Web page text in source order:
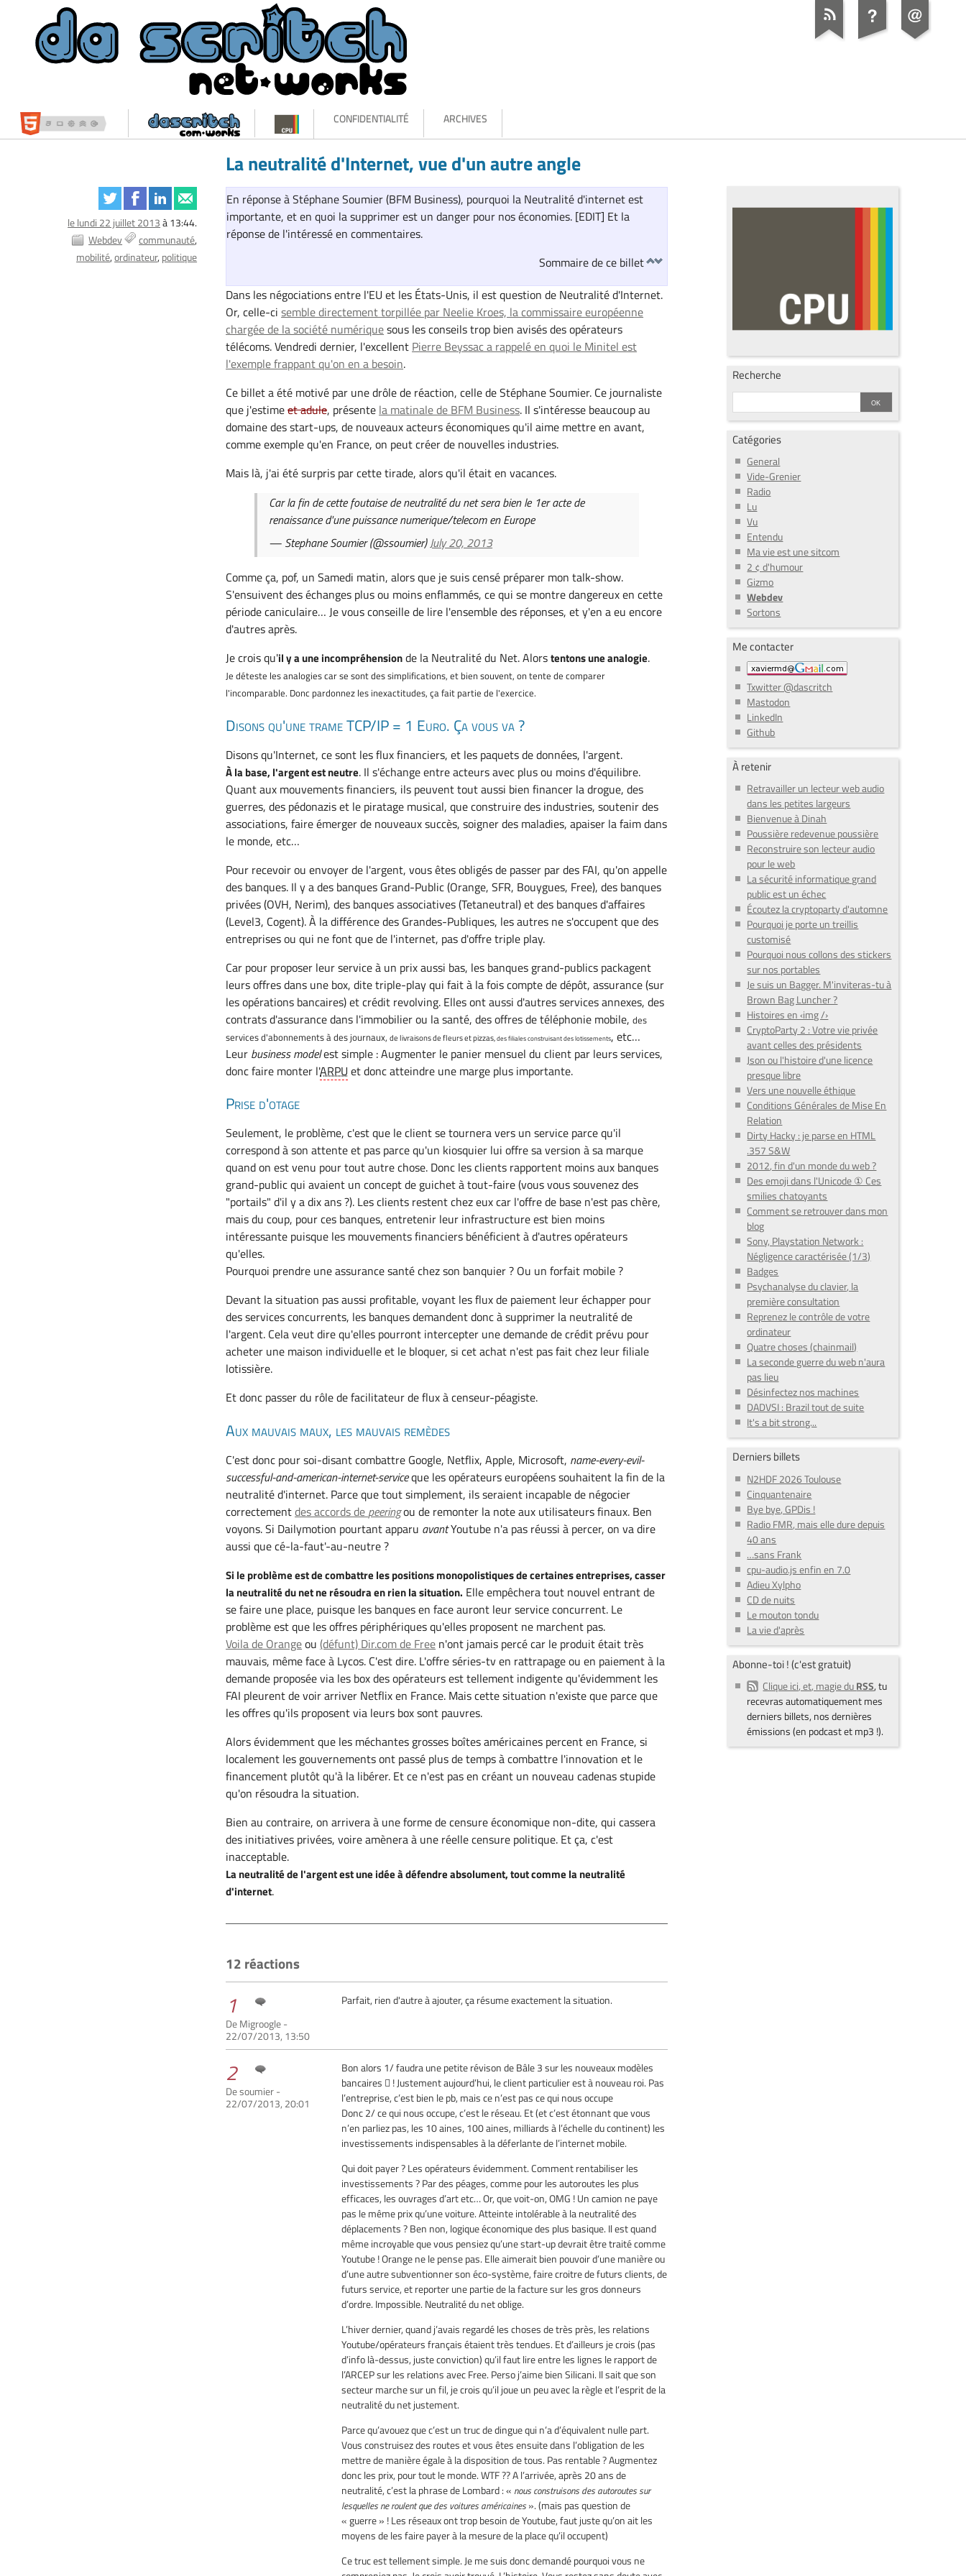
CONFIDENTIALITÉ ARCHIVES
La neutralité d'Internet, vue d'un autre angle
le lundi 22 juillet 2013à 13:44.
Webdev
communauté
mobilité ordinateur politique
En réponse à Stéphane Soumier (BFM Business), pourquoi la Neutralité d'internet est
importante, et en quoi la supprimer est un danger pour nos économies. [EDIT] Et la
réponse de l'intéressé en commentaires.
Sommaire de ce billet
Dans les négociations entre l'EU et les États-Unis, il est question de Neutralité d'Internet.
Or, celle-cisemble directement torpillée par Neelie Kroes, la commissaire européenne
chargée de la société numériquesous les conseils trop bien avisés des opérateurs
télécoms. Vendredi dernier, l'excellent Pierre Beyssac a rappelé en quoi le Minitel est
l'exemple frappant qu'on en a besoin.
Ce billet a été motivé par une drôle de réaction, celle de Stéphane Soumier. Ce journaliste
que j'estimeet adule, présente la matinale de BFM Business. Il s'intéresse beaucoup au
domaine des start-ups, de nouveaux acteurs économiques qu'il aime mettre en avant,
comme exemple qu'en France, on peut créer de nouvelles industries.
Mais là, j'ai été surpris par cette tirade, alors qu'il était en vacances.
Car la fin de cette foutaise de neutralité du net sera bien le 1er acte de
renaissance d'une puissance numerique/telecom en Europe
— Stephane Soumier (@ssoumier)July 20, 2013
Comme ça, pof, un Samedi matin, alors que je suis censé préparer mon talk-show.
S'ensuivent des échanges plus ou moins enflammés, ce qui se montre dangereux en cette
période caniculaire… Je vous conseille de lire l'ensemble des réponses, et y'en a eu encore
d'autres après.
Je crois qu'il y a une incompréhensionde la Neutralité du Net. Alorstentons une analogie.
Je déteste les analogies car se sont des simplifications, et bien souvent, on tente de comparer
l'incomparable. Donc pardonnez les inexactitudes, ça fait partie de l'exercice.
Disons qu'une trame TCP/IP = 1 Euro. Ça vous va ?
Disons qu'Internet, ce sont les flux financiers, et les paquets de données, l'argent.
À la base, l'argent est neutre. Il s'échange entre acteurs avec plus ou moins d'équilibre.
Quant aux mouvements financiers, ils peuvent tout aussi bien financer la drogue, des
guerres, des pédonazis et le piratage musical, que construire des industries, soutenir des
associations, faire émerger de nouveaux succès, soigner des maladies, apaiser la faim dans
le monde, etc…
Pour recevoir ou envoyer de l'argent, vous êtes obligés de passer par des FAI, qu'on appelle
des banques. Il y a des banques Grand-Public (Orange, SFR, Bouygues, Free), des banques
privées (OVH, Nerim), des banques associatives (Tetaneutral) et des banques d'affaires
(Level3, Cogent). À la différence des Grandes-Publiques, les autres ne s'occupent que des
entreprises ou qui ne font que de l'internet, pas d'offre triple play.
Car pour proposer leur service à un prix aussi bas, les banques grand-publics packagent
leurs offres dans une box, dite triple-play qui fait à la fois compte de dépôt, assurance (sur
les opérations bancaires) et crédit revolving. Elles ont aussi d'autres services annexes, des
contrats d'assurance dans l'immobilier ou la santé, des offres de téléphonie mobile,des
services d'abonnements à des journaux,de livraisons de fleurs et pizzas,des filiales construisant des lotissements, etc…
Leur business modelest simple : Augmenter le panier mensuel du client par leurs services,
donc faire monter l'ARPU et donc atteindre une marge plus importante.
Prise d'otage
Seulement, le problème, c'est que le client se tournera vers un service parce qu'il
correspond à son attente et pas parce qu'un kiosquier lui offre sa version à sa marque
quand on est venu pour tout autre chose. Donc les clients rapportent moins aux banques
grand-public qui avaient un concept de guichet à tout-faire (vous vous souvenez des
"portails" d'il y a dix ans ?). Les clients restent chez eux car l'offre de base n'est pas chère,
mais du coup, pour ces banques, entretenir leur infrastructure est bien moins
intéressante puisque les mouvements financiers bénéficient à d'autres opérateurs
qu'elles.
Pourquoi prendre une assurance santé chez son banquier ? Ou un forfait mobile ?
Devant la situation pas aussi profitable, voyant les flux de paiement leur échapper pour
des services concurrents, les banques demandent donc à supprimer la neutralité de
l'argent. Cela veut dire qu'elles pourront intercepter une demande de crédit prévu pour
acheter une maison individuelle et le bloquer, si cet achat n'est pas fait chez leur filiale
lotissière.
Et donc passer du rôle de facilitateur de flux à censeur-péagiste.
Aux mauvais maux, les mauvais remèdes
C'est donc pour soi-disant combattre Google, Netflix, Apple, Microsoft, name-every-evil-
successful-and-american-internet-serviceque les opérateurs européens souhaitent la fin de la
neutralité d'internet. Parce que tout simplement, ils seraient incapable de négocier
correctementdes accords de peeringou de remonter la note aux utilisateurs finaux. Ben
voyons. Si Dailymotion pourtant apparu avantYoutube n'a pas réussi à percer, on va dire
aussi que cé-la-faut'-au-neutre ?
Si le problème est de combattre les positions monopolistiques de certaines entreprises, casser
la neutralité du net ne résoudra en rien la situation. Elle empêchera tout nouvel entrant de
se faire une place, puisque les banques en face auront leur service concurrent. Le
problème est que les offres périphériques qu'elles proposent ne marchent pas.
Voila de Orangeou(défunt) Dir.com de Free n'ont jamais percé car le produit était très
mauvais, même face à Lycos. C'est dire. L'offre séries-tv en rattrapage ou en paiement à la
demande proposée via les box des opérateurs est tellement indigente qu'évidemment les
FAI pleurent de voir arriver Netflix en France. Mais cette situation n'existe que parce que
les offres qu'ils proposent via leurs box sont pauvres.
Alors évidemment que les méchantes grosses boîtes américaines percent en France, si
localement les gouvernements ont passé plus de temps à combattre l'innovation et le
financement plutôt qu'à la libérer. Et ce n'est pas en créant un nouveau cadenas stupide
qu'on résoudra la situation.
Bien au contraire, on arrivera à une forme de censure économique non-dite, qui cassera
des initiatives privées, voire amènera à une réelle censure politique. Et ça, c'est
inacceptable.
La neutralité de l'argent est une idée à défendre absolument, tout comme la neutralité
d'internet.
12 réactions
1
De Migroogle -
22/07/2013, 13:50
Parfait, rien d'autre à ajouter, ça résume exactement la situation.
2
De soumier -
22/07/2013, 20:01
Bon alors 1/ faudra une petite révison de Bâle 3 sur les nouveaux modèles
bancaires  ! Justement aujourd’hui, le client particulier est à nouveau roi. Pas
l’entreprise, c’est bien le pb, mais ce n’est pas ce qui nous occupe
Donc 2/ ce qui nous occupe, c’est le réseau. Et (et c’est étonnant que vous
n’en parliez pas, les 10 aines, 100 aines, milliards à l’échelle du continent) les
investissements indispensables à la déferlante de l’internet mobile.
Qui doit payer ? Les opérateurs évidemment. Comment rentabiliser les
investissements ? Par des péages, comme pour les autoroutes les plus
efficaces, les ouvrages d’art etc… Or, que voit-on, OMG ! Un camion ne paye
pas le même prix qu’une voiture. Atteinte intolérable à la neutralité des
déplacements ? Ben non, logique économique des plus basique. Il est quand
même incroyable que vous pensiez qu’une start-up devrait être traité comme
Youtube ! Orange ne le pense pas. Elle aimerait bien pouvoir d’une manière ou
d’une autre subventionner son éco-système, faire croitre de futurs clients, de
futurs service, et reporter une partie de la facture sur les gros donneurs
d’ordre. Impossible. Neutralité du net oblige.
L’hiver dernier, quand j’avais regardé les choses de très près, les relations
Youtube/opérateurs français étaient très tendues. Et d’ailleurs je crois (pas
d’info là-dessus, juste conviction) qu’il faut lire entre les lignes le rapport de
l’ARCEP sur les relations avec Free. Perso j’aime bien Silicani. Il sait que son
secteur marche sur un fil, je crois qu’il joue un peu avec la règle et l’esprit de la
neutralité du net justement.
Parce qu’avouez que c’est un truc de dingue qui n’a d’équivalent nulle part.
Vous construisez des routes et vous êtes ensuite dans l’obligation de les
mettre de manière égale à la disposition de tous. Pas rentable ? Augmentez
donc les prix, pour tout le monde. WTF ?? A l’arrivée, après 20 ans de
neutralité, c’est la phrase de Lombard : « nous construisons des autoroutes sur
lesquelles ne roulent que des voitures américaines ». (mais pas question de
« guerre » ! Les réseaux ont trop besoin de Youtube, faut juste qu’on ait les
moyens de les faire payer à la mesure de la place qu’il occupent)
Ce truc est tellement simple. Je me suis donc demandé pourquoi vous ne
Recherche
Catégories
General
Vide-Grenier
Radio
Lu
Vu
Entendu
Ma vie est une sitcom
2 ¢ d'humour
Gizmo
Webdev
Sortons
Me contacter
Txwitter @dascritch
Mastodon
LinkedIn
Github
À retenir
Retravailler un lecteur web audio
dans les petites largeurs
Bienvenue à Dinah
Poussière redevenue poussière
Reconstruire son lecteur audio
pour le web
La sécurité informatique grand
public est un échec
Écoutez la cryptoparty d'automne
Pourquoi je porte un treillis
customisé
Pourquoi nous collons des stickers
sur nos portables
Je suis un Bagger. M'inviteras-tu à
Brown Bag Luncher ?
Histoires en ‹img /›
CryptoParty 2 : Votre vie privée
avant celles des présidents
Json ou l'histoire d'une licence
presque libre
Vers une nouvelle éthique
Conditions Générales de Mise En
Relation
Dirty Hacky : je parse en HTML
.357 S&W
2012, fin d'un monde du web ?
Des emoji dans l'Unicode ① Ces
smilies chatoyants
Comment se retrouver dans mon
blog
Sony, Playstation Network :
Négligence caractérisée (1/3)
Badges
Psychanalyse du clavier, la
première consultation
Reprenez le contrôle de votre
ordinateur
Quatre choses (chainmail)
La seconde guerre du web n'aura
pas lieu
Désinfectez nos machines
DADVSI : Brazil tout de suite
It's a bit strong...
Derniers billets
N2HDF 2026 Toulouse
Cinquantenaire
Bye bye, GPDis !
Radio FMR, mais elle dure depuis
40 ans
…sans Frank
cpu-audio.js enfin en 7.0
Adieu Xylpho
CD de nuits
Le mouton tondu
La vie d'après
Abonne-toi ! (c'est gratuit)
Clique ici, et, magie duRSS, tu
recevras automatiquement mes
derniers billets, nos dernières
émissions (en podcast et mp3 !).